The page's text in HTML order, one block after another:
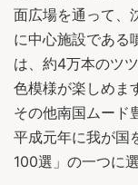
面広場を通って、
に中心施設である
は、約4万本のツ
色模様が楽しめま
その他南国ムード
平成元年に我が国
100選」の一つに